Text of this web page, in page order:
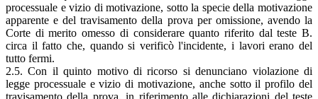
processuale e vizio di motivazione, sotto la specie della motivazione
apparente e del travisamento della prova per omissione, avendo la
Corte di merito omesso di considerare quanto riferito dal teste B.
circa il fatto che, quando si verificò l'incidente, i lavori erano del
tutto fermi.
2.5. Con il quinto motivo di ricorso si denunciano violazione di
legge processuale e vizio di motivazione, anche sotto il profilo del
travisamento della prova, in riferimento alle dichiarazioni del teste